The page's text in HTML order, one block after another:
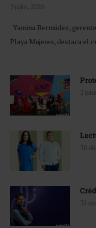
3 julio, 2026
Yamina Bermúdez,
Playa Mujeres, destaca el
2
30
31